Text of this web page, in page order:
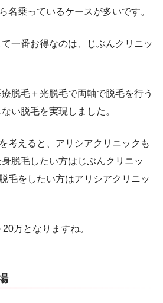
名乗っているケースが多いです。
一番お得なのは、じぶんクリニッ
脱毛＋光脱毛で両軸で脱毛を行う
い脱毛を実現しました。
考えると、アリシアクリニックも
脱毛したい方はじぶんクリニッ
毛をしたい方はアリシアクリニッ
万となりますね。